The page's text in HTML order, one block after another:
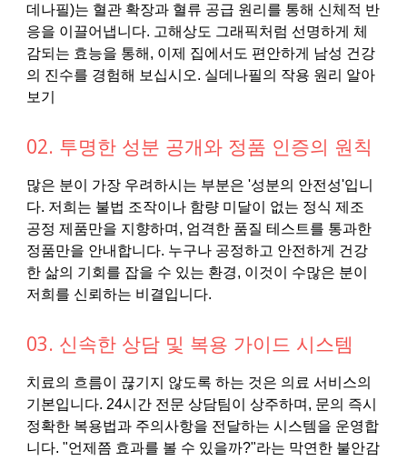
데나필)는 혈관 확장과 혈류 공급 원리를 통해 신체적 반
응을 이끌어냅니다. 고해상도 그래픽처럼 선명하게 체
감되는 효능을 통해, 이제 집에서도 편안하게 남성 건강
의 진수를 경험해 보십시오. 실데나필의 작용 원리 알아
보기
02. 투명한 성분 공개와 정품 인증의 원칙
많은 분이 가장 우려하시는 부분은 '성분의 안전성'입니
다. 저희는 불법 조작이나 함량 미달이 없는 정식 제조
공정 제품만을 지향하며, 엄격한 품질 테스트를 통과한
정품만을 안내합니다. 누구나 공정하고 안전하게 건강
한 삶의 기회를 잡을 수 있는 환경, 이것이 수많은 분이
저희를 신뢰하는 비결입니다.
03. 신속한 상담 및 복용 가이드 시스템
치료의 흐름이 끊기지 않도록 하는 것은 의료 서비스의
기본입니다. 24시간 전문 상담팀이 상주하며, 문의 즉시
정확한 복용법과 주의사항을 전달하는 시스템을 운영합
니다. "언제쯤 효과를 볼 수 있을까?"라는 막연한 불안감